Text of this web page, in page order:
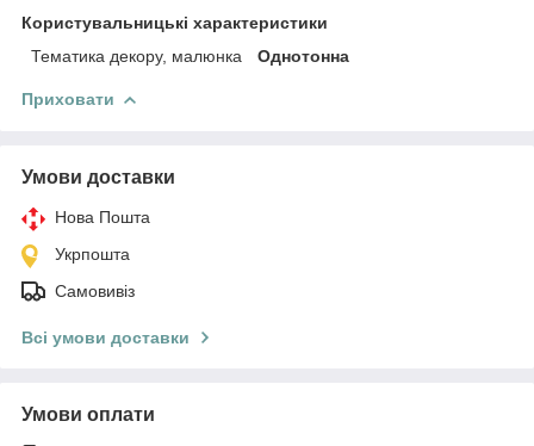
Користувальницькі характеристики
Тематика декору, малюнка
Однотонна
Приховати
Умови доставки
Нова Пошта
Укрпошта
Самовивіз
Всі умови доставки
Умови оплати